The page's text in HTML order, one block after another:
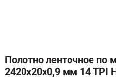
Полотно ленточное по
2420х20х0,9 мм 14 TPI